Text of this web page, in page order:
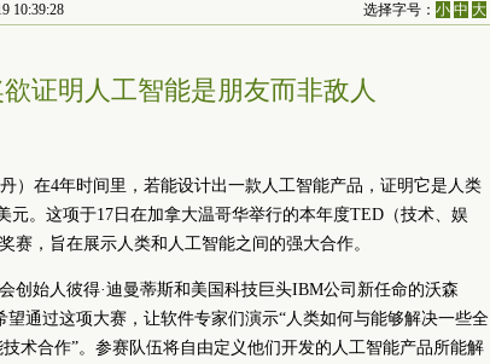
10:39:28 选择字号：小 中 大
证明人工智能是朋友而非敌人
）在4年时间里，若能设计出一款人工智能产品，证明它是人类
元。这项于17日在加拿大温哥华举行的本年度TED（技术、娱
赛，旨在展示人类和人工智能之间的强大合作。
创始人彼得·迪曼蒂斯和美国科技巨头IBM公司新任命的沃森
望通过这项大赛，让软件专家们演示“人类如何与能够解决一些全
术合作”。参赛队伍将自由定义他们开发的人工智能产品所能解